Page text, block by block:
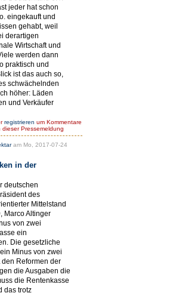
jeder hat schon
eingekauft und
gehabt, weil
derartigen
Wirtschaft und
werden dann
praktisch und
ist das auch so,
schwächelnden
höher: Läden
und Verkäufer
registrieren um Kommentare
Pressemeldung
am Mo, 2017-07-24
in der
deutschen
des
Mittelstand
Marco Altinger
von zwei
ein
Die gesetzliche
Minus von zwei
Reformen der
die Ausgaben die
die Rentenkasse
das trotz